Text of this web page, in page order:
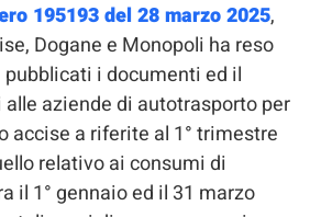
195193 del 28 marzo 2025,
Dogane e Monopoli ha reso
i documenti ed il
aziende di autotrasporto per
accise a riferite al 1° trimestre
relativo ai consumi di
il 1° gennaio ed il 31 marzo